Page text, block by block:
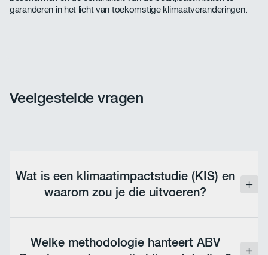
garanderen in het licht van toekomstige klimaatveranderingen.
Veelgestelde vragen
Wat is een klimaatimpactstudie (KIS) en
waarom zou je die uitvoeren?
over een periode van 50 tot 100 jaar, om het project
Welke methodologie hanteert ABV